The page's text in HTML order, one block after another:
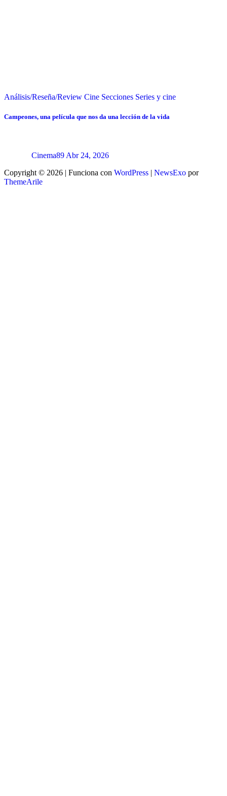
Análisis/Reseña/Review Cine Secciones Series y cine
Campeones, una película que nos da una lección de la vida
Cinema89 Abr 24, 2026
Copyright © 2026 | Funciona con WordPress | NewsExo por
ThemeArile